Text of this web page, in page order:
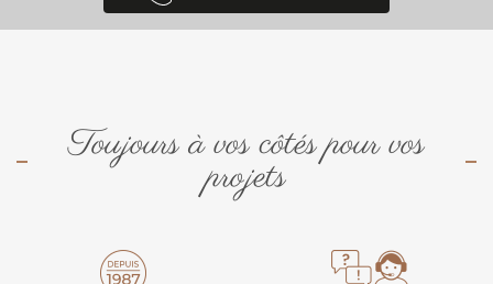
Toujours à vos côtés pour vos
projets